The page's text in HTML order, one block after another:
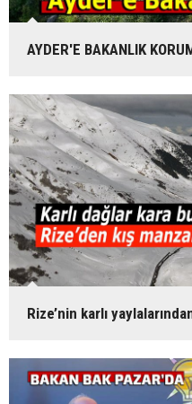
AYDER'E BAKANLIK
Rize’nin karlı